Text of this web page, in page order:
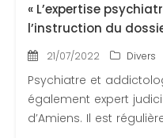
« L’expertise
l’instruction du
21/07/2022 Divers
Psychiatre et
également expert
d’Amiens. Il est